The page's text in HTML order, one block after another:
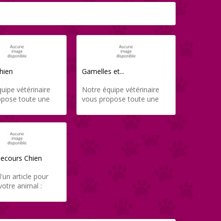
vétérinaire
toute une
jouer avec
livré chez vous
Vet.
Gamelles et...
Notre équipe vétérinaire
vous propose toute une
qualité pour prendre soin
Chien
article pour
animal :
de qualité